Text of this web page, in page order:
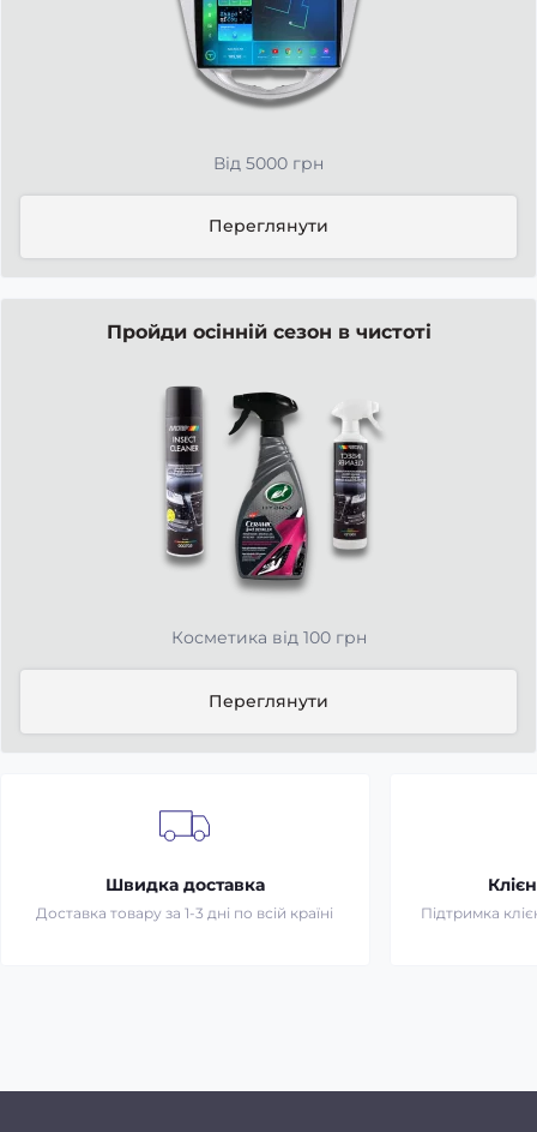
Від 5000 грн
Переглянути
Пройди осінній сезон в чистоті
Косметика від 100 грн
Переглянути
Швидка доставка
Доставка товару за 1-3 дні по всій країні Підтримка